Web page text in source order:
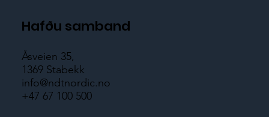
Hafðu samband
Åsveien 35,
1369 Stabekk
info@ndtnordic.no
+47 67 100 500